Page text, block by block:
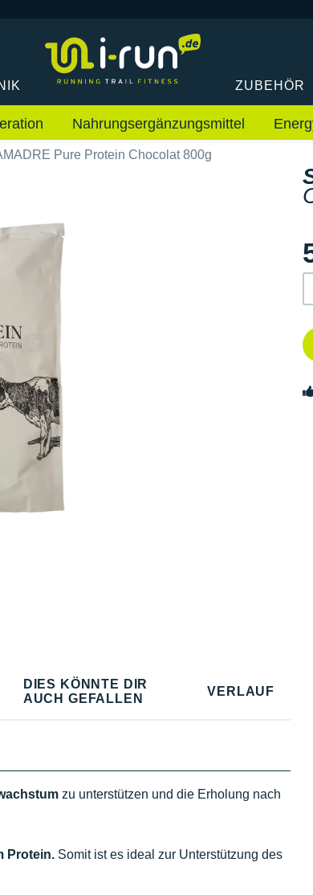
ZUBEHÖR
Nahrungsergänzungsmittel
Pure Protein Chocolat 800g
DIES KÖNNTE DIR
AUCH GEFALLEN
VERLAUF
zu unterstützen und die Erholung nach
Protein. Somit ist es ideal zur Unterstützung des